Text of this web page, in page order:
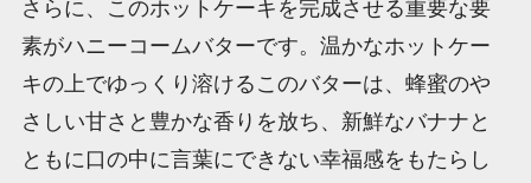
さらに、このホットケーキを完成させる重要な要
素がハニーコームバターです。温かなホットケー
キの上でゆっくり溶けるこのバターは、蜂蜜のや
さしい甘さと豊かな香りを放ち、新鮮なバナナと
ともに口の中に言葉にできない幸福感をもたらし